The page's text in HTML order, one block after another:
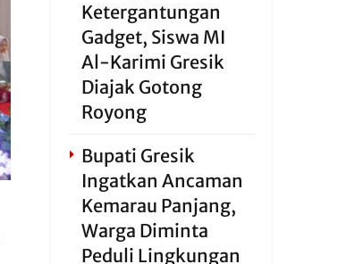
Ketergantungan
Gadget, Siswa MI
Al-Karimi Gresik
Diajak Gotong
Royong
Bupati Gresik
Ingatkan Ancaman
Kemarau Panjang,
Warga Diminta
Peduli Lingkungan